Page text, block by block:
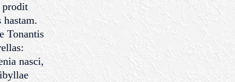
prodit
Tonantis
nasci,